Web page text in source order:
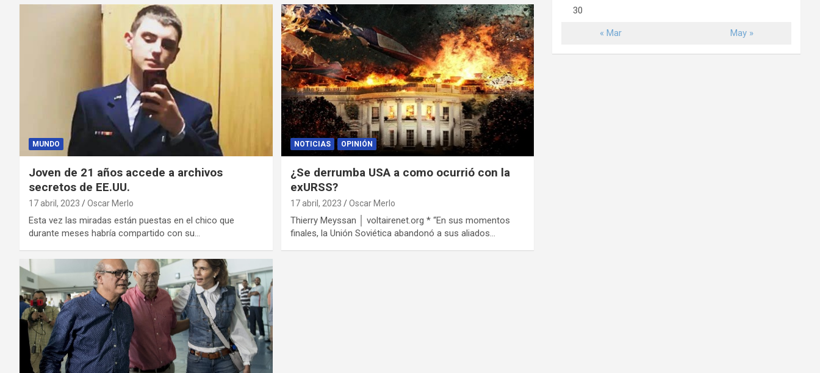
MUNDO
Joven de 21 años accede a archivos
secretos de EE.UU.
17 abril, 2023 Oscar Merlo
Esta vez las miradas están puestas en el chico que
durante meses habría compartido con su…
NOTICIAS OPINIÓN
¿Se derrumba USA a como ocurrió con la
exURSS?
17 abril, 2023 Oscar Merlo
Thierry Meyssan │ voltairenet.org * “En sus momentos
finales, la Unión Soviética abandonó a sus aliados…
« Mar May »
30